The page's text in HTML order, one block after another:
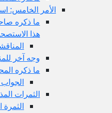
الأمر الخامس:
ما ذكره
هذا
وجه آخر
ما ذكره
الثمرات
الثمرة